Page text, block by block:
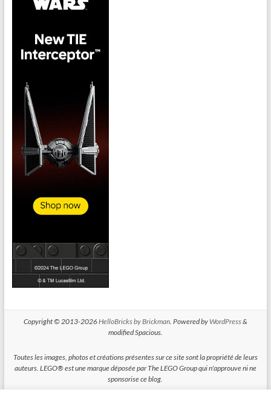
Copyright © 2013-2026HelloBricks by Brickman. Powered by WordPress&
modified Spacious.
Toutes les images, photos et créations présentes sur ce site sont la propriété de leurs
auteurs. LEGO® est une marque déposée par The LEGO Group qui n'approuve ni ne
sponsorise ce blog.